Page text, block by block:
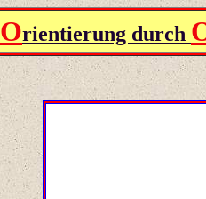
Orientierung durch